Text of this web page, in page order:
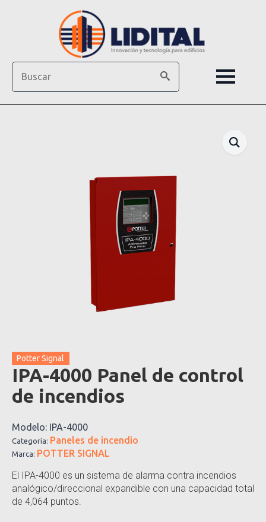
Potter Signal
IPA-4000 Panel de control
de incendios
Modelo: IPA-4000
Categoría: Paneles de incendio
Marca: POTTER SIGNAL
El IPA-4000 es un sistema de alarma contra incendios
analógico/direccional expandible con una capacidad total
de 4,064 puntos.